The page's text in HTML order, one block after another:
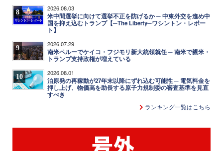
8 2026.08.03
米中間選挙に向けて選挙不正を防げるか ─ 中東外交を進め中
国を抑え込むトランプ【─The Liberty─ワシントン・レポー
ト】
9 2026.07.29
南米ペルーでケイコ・フジモリ新大統領就任 ─ 南米で親米・
トランプ支持政権が増えている
10 2026.08.01
泊原発の再稼動が27年末以降にずれ込む可能性 ─ 電気料金を
押し上げ、物価高を助長する原子力規制委の審査基準を見直
すべき
ランキング一覧はこちら